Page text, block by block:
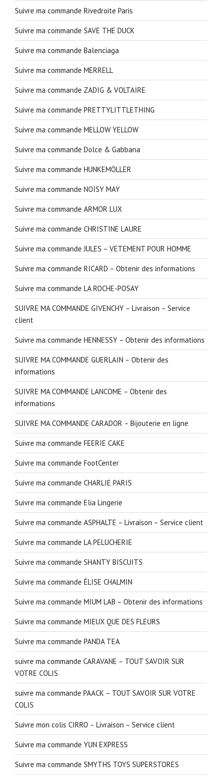
Suivre ma commande Rivedroite Paris
Suivre ma commande SAVE THE DUCK
Suivre ma commande Balenciaga
Suivre ma commande MERRELL
Suivre ma commande ZADIG & VOLTAIRE
Suivre ma commande PRETTYLITTLETHING
Suivre ma commande MELLOW YELLOW
Suivre ma commande Dolce & Gabbana
Suivre ma commande HUNKEMÖLLER
Suivre ma commande NOISY MAY
Suivre ma commande ARMOR LUX
Suivre ma commande CHRISTINE LAURE
Suivre ma commande JULES – VETEMENT POUR HOMME
Suivre ma commande RICARD – Obtenir des informations
Suivre ma commande LA ROCHE-POSAY
SUIVRE MA COMMANDE GIVENCHY – Livraison – Service
client
Suivre ma commande HENNESSY – Obtenir des informations
SUIVRE MA COMMANDE GUERLAIN – Obtenir des
informations
SUIVRE MA COMMANDE LANCOME – Obtenir des
informations
SUIVRE MA COMMANDE CARADOR – Bijouterie en ligne
Suivre ma commande FEERIE CAKE
Suivre ma commande FootCenter
Suivre ma commande CHARLIE PARIS
Suivre ma commande Elia Lingerie
Suivre ma commande ASPHALTE – Livraison – Service client
Suivre ma commande LA PELUCHERIE
Suivre ma commande SHANTY BISCUITS
Suivre ma commande ÉLISE CHALMIN
Suivre ma commande MIUM LAB – Obtenir des informations
Suivre ma commande MIEUX QUE DES FLEURS
Suivre ma commande PANDA TEA
suivre ma commande CARAVANE – TOUT SAVOIR SUR
VOTRE COLIS
suivre ma commande PAACK – TOUT SAVOIR SUR VOTRE
COLIS
Suivre mon colis CIRRO – Livraison – Service client
Suivre ma commande YUN EXPRESS
Suivre ma commande SMYTHS TOYS SUPERSTORES